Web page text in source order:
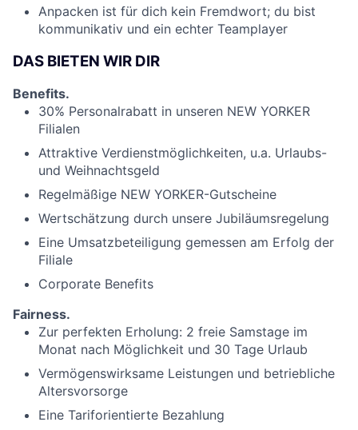
Anpacken ist für dich kein Fremdwort; du bist
kommunikativ und ein echter Teamplayer
DAS BIETEN WIR DIR
Benefits.
30% Personalrabatt in unseren NEW YORKER
Filialen
Attraktive Verdienstmöglichkeiten, u.a. Urlaubs-
und Weihnachtsgeld
Regelmäßige NEW YORKER-Gutscheine
Wertschätzung durch unsere Jubiläumsregelung
Eine Umsatzbeteiligung gemessen am Erfolg der
Filiale
Corporate Benefits
Fairness.
Zur perfekten Erholung: 2 freie Samstage im
Monat nach Möglichkeit und 30 Tage Urlaub
Vermögenswirksame Leistungen und betriebliche
Altersvorsorge
Eine Tariforientierte Bezahlung